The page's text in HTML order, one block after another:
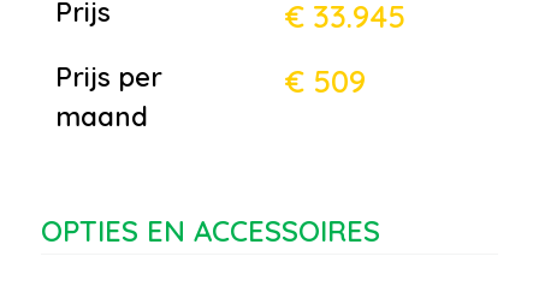
Prijs
€ 33.945
Prijs per
maand
€ 509
OPTIES EN ACCESSOIRES